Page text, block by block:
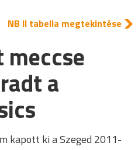
NB II tabella megtekintése
meccse
a
kapott ki a Szeged 2011-